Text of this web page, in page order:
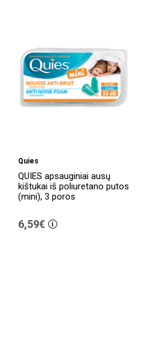
Quies
QUIES apsauginiai ausų
kištukai iš poliuretano putos
(mini), 3 poros
6,59€